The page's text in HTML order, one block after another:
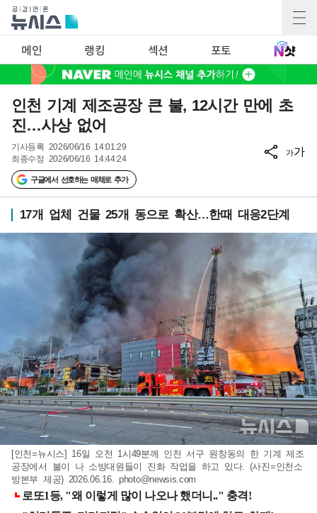
메인 랭킹 섹션 포토
인천 기계 제조공장 큰 불, 12시간 만에 초
진…사상 없어
기사등록 2026/06/16 14:01:29
최종수정 2026/06/16 14:44:24
구글에서 선호하는 매체로 추가
가가
17개 업체 건물 25개 동으로 확산…한때 대응2단계
[인천=뉴시스] 16일 오전 1시49분께 인천 서구 원창동의 한 기계 제조
공장에서 불이 나 소방대원들이 진화 작업을 하고 있다. (사진=인천소
방본부 제공) 2026.06.16. photo@newsis.com